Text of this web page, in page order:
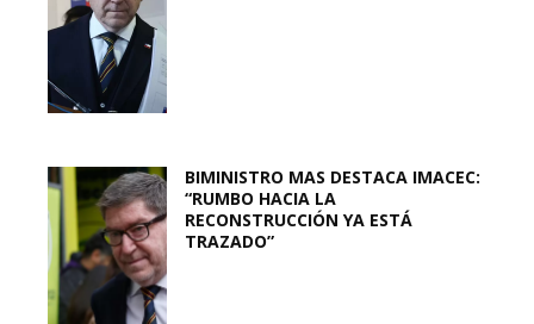
BIMINISTRO MAS DESTACA IMACEC:
“RUMBO HACIA LA
RECONSTRUCCIÓN YA ESTÁ
TRAZADO”